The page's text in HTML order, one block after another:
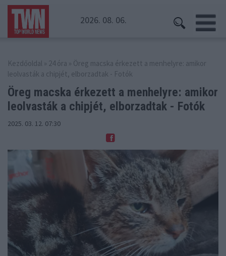
2026. 08. 06.
Kezdőoldal » 24 óra » Öreg macska érkezett a menhelyre: amikor
leolvasták a chipjét, elborzadtak - Fotók
Öreg macska érkezett a menhelyre: amikor
leolvasták a chipjét, elborzadtak - Fotók
2025. 03. 12. 07:30